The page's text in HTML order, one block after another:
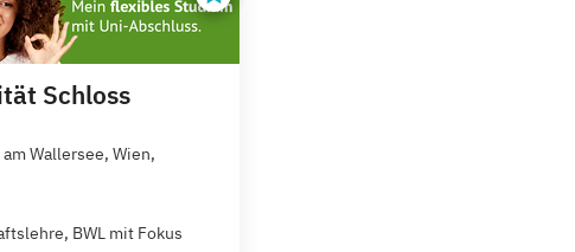
Schloss
Wallersee, Wien,
BWL mit Fokus